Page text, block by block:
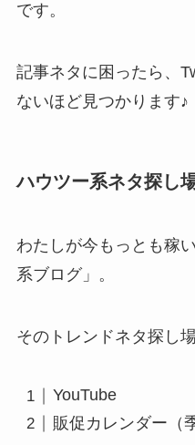
です。
記事ネタに困ったら、
ないほど見つかります♪
ハウツー系ネタ探し
わたしが今もっとも稼
系ブログ」。
そのトレンドネタ探し
YouTube
販促カレンダー（